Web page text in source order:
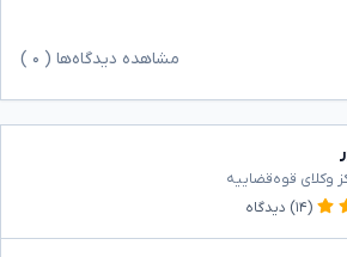
مشاهده دیدگاه‌ها ( ۰
وکلای قوه‌قضاییه
(۱۴) دیدگاه